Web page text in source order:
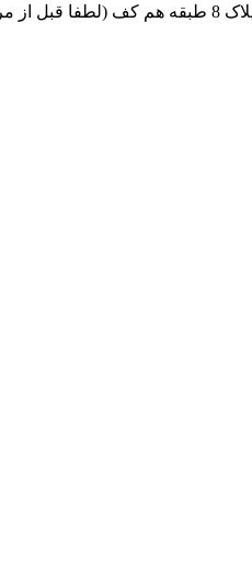
نشانی بخش انفورماتیک ایران بابکت : میدان حر . خ امام خمینی . خیابان